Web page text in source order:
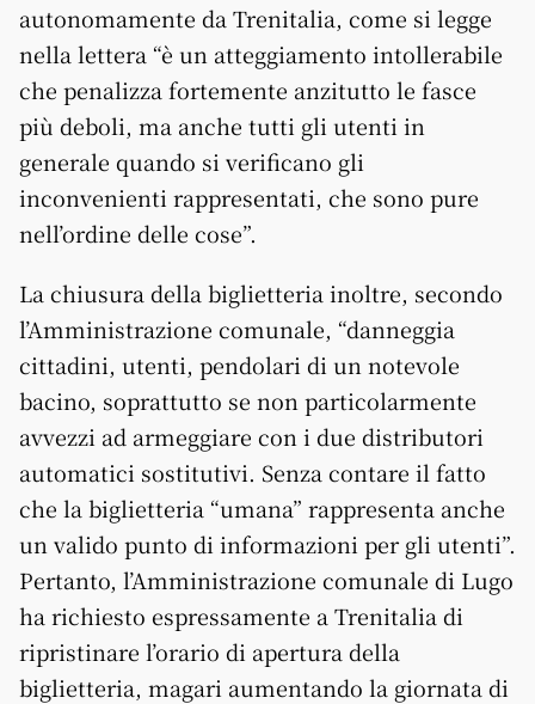
autonomamente da Trenitalia, come si legge
nella lettera “è un atteggiamento intollerabile
che penalizza fortemente anzitutto le fasce
più deboli, ma anche tutti gli utenti in
generale quando si verificano gli
inconvenienti rappresentati, che sono pure
nell’ordine delle cose”.
La chiusura della biglietteria inoltre, secondo
l’Amministrazione comunale, “danneggia
cittadini, utenti, pendolari di un notevole
bacino, soprattutto se non particolarmente
avvezzi ad armeggiare con i due distributori
automatici sostitutivi. Senza contare il fatto
che la biglietteria “umana” rappresenta anche
un valido punto di informazioni per gli utenti”.
Pertanto, l’Amministrazione comunale di Lugo
ha richiesto espressamente a Trenitalia di
ripristinare l’orario di apertura della
biglietteria, magari aumentando la giornata di